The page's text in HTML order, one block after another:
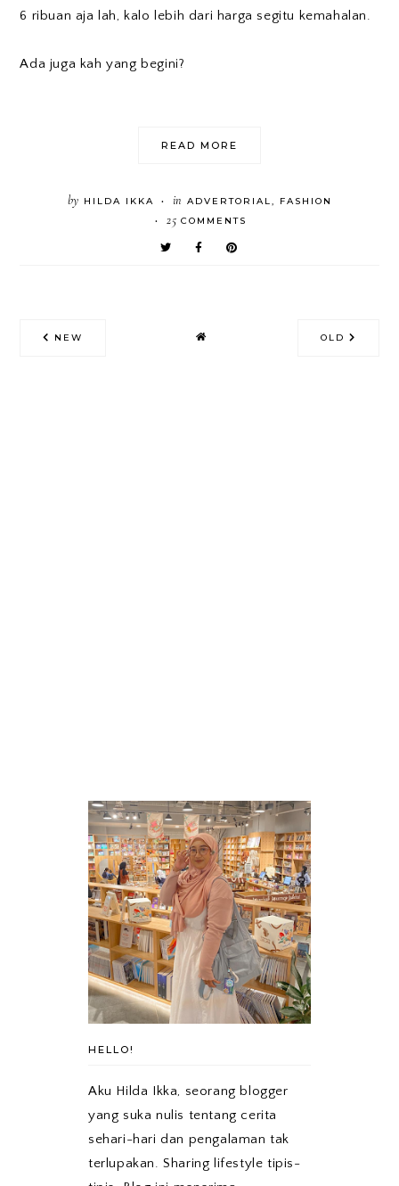
6 ribuan aja lah, kalo lebih dari harga segitu kemahalan.
Ada juga kah yang begini?
READ MORE
by HILDA IKKA • in ADVERTORIAL, FASHION
• 25 COMMENTS
NEW OLD
HELLO!
Aku Hilda Ikka, seorang blogger
yang suka nulis tentang cerita
sehari-hari dan pengalaman tak
terlupakan. Sharing lifestyle tipis-